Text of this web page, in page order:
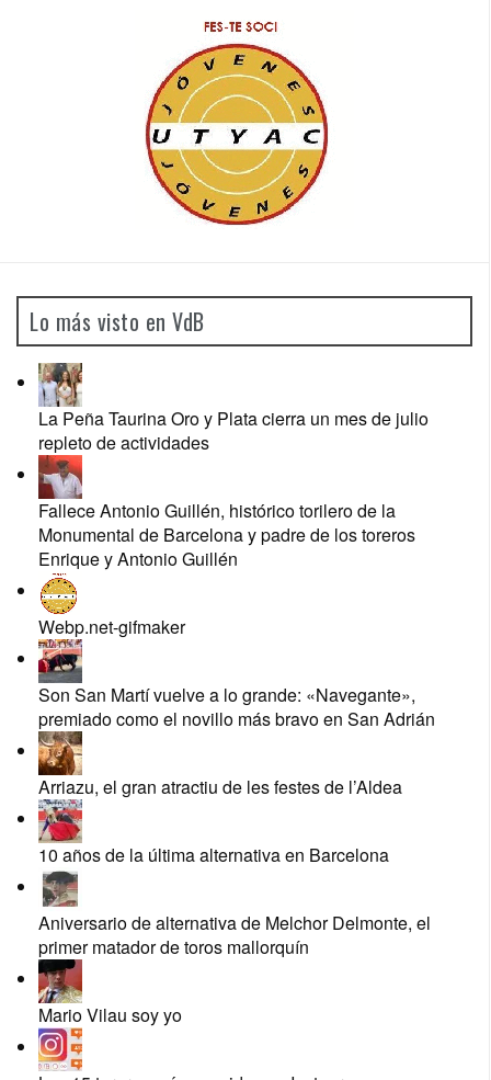
Lo más visto en VdB
La Peña Taurina Oro y Plata cierra un mes de julio
repleto de actividades
Fallece Antonio Guillén, histórico torilero de la
Monumental de Barcelona y padre de los toreros
Enrique y Antonio Guillén
Webp.net-gifmaker
Son San Martí vuelve a lo grande: «Navegante»,
premiado como el novillo más bravo en San Adrián
Arriazu, el gran atractiu de les festes de l’Aldea
10 años de la última alternativa en Barcelona
Aniversario de alternativa de Melchor Delmonte, el
primer matador de toros mallorquín
Mario Vilau soy yo